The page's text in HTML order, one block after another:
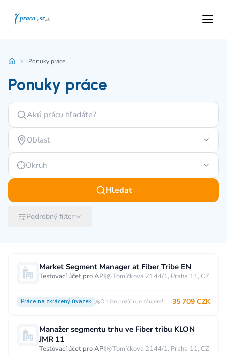
Ponuky práce
Ponuky práce
Oblast
Okruh
Hledat
Podrobný filter
Market Segment Manager at Fiber Tribe EN
Testovací účet pro API| Tomíčkova 2144/1, Praha 11, CZ
Práce na zkrácený úvazek O túto pozíciu je záujem! 35 709 CZK
Manažer segmentu trhu ve Fiber tribu KLON
JMR 11
Testovací účet pro API| Tomíčkova 2144/1, Praha 11, CZ
Měsíční plat
40 000 CZK a více
60 000 CZK a více
Ostatní mzdy